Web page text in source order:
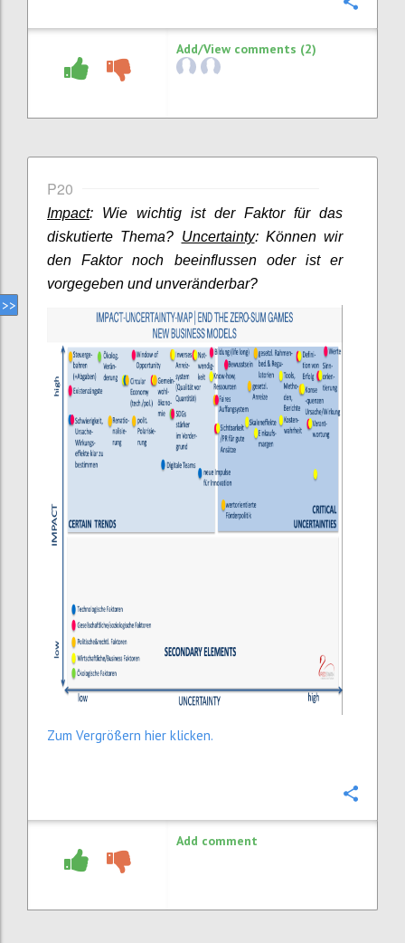
Add/View comments (2)
P20
Impact: Wie wichtig ist der Faktor für das
diskutierte Thema? Uncertainty: Können wir
den Faktor noch beeinflussen oder ist er
vorgegeben und unveränderbar?
Zum Vergrößern hier klicken.
Add comment